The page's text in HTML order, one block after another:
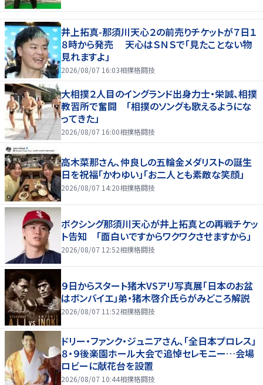
井上拓真-那須川天心２の前売りチケットが７日１
８時から発売 天心はＳＮＳで「見たことない物
見れますよ」
2026/08/07 16:03相撲格闘技
大相撲２人目のイングランド出身力士・栄誠、相撲
教習所で奮闘 「相撲のソングも歌えるようにな
ってきた」
2026/08/07 16:00相撲格闘技
高木菜那さん、仲良しの五輪金メダリストの誕生
日を祝福「かわゆい」「お二人とも素敵な笑顔」
2026/08/07 14:20相撲格闘技
ボクシング那須川天心が井上拓真との再戦チケッ
ト告知 「面白いですからワクワクさせますから」
2026/08/07 12:52相撲格闘技
９日からスタート猪木VSアリ写真展「日本のお盆
はボンバイエ」弟・猪木啓介氏らがみどころ解説
2026/08/07 11:52相撲格闘技
ドリー・ファンク・ジュニアさん、「全日本プロレス」
８・９後楽園ホール大会で追悼セレモニー…会場
ロビーに献花台を設置
2026/08/07 10:44相撲格闘技